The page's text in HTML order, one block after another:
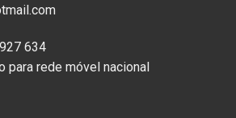
634
para rede móvel nacional